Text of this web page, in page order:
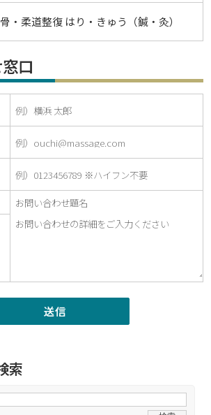
・柔道整復 はり・きゅう（鍼・灸）
口
索